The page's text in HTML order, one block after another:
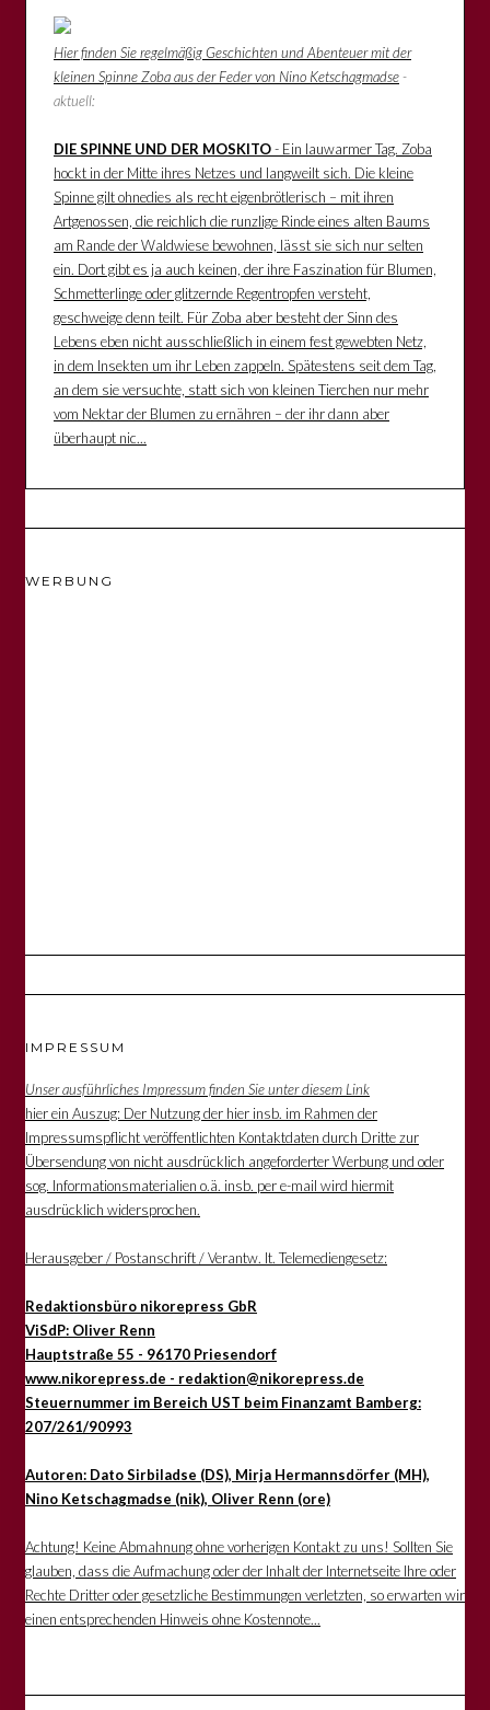
Hier finden Sie regelmäßig Geschichten und Abenteuer mit der
kleinen Spinne Zoba aus der Feder von Nino Ketschagmadse-
aktuell:
DIE SPINNE UND DER MOSKITO- Ein lauwarmer Tag. Zoba
hockt in der Mitte ihres Netzes und langweilt sich. Die kleine
Spinne gilt ohnedies als recht eigenbrötlerisch – mit ihren
Artgenossen, die reichlich die runzlige Rinde eines alten Baums
am Rande der Waldwiese bewohnen, lässt sie sich nur selten
ein. Dort gibt es ja auch keinen, der ihre Faszination für Blumen,
Schmetterlinge oder glitzernde Regentropfen versteht,
geschweige denn teilt. Für Zoba aber besteht der Sinn des
Lebens eben nicht ausschließlich in einem fest gewebten Netz,
in dem Insekten um ihr Leben zappeln. Spätestens seit dem Tag,
an dem sie versuchte, statt sich von kleinen Tierchen nur mehr
vom Nektar der Blumen zu ernähren – der ihr dann aber
überhaupt nic...
WERBUNG
IMPRESSUM
Unser ausführliches Impressum finden Sie unter diesem Link
hier ein Auszug: Der Nutzung der hier insb. im Rahmen der
Impressumspflicht veröffentlichten Kontaktdaten durch Dritte zur
Übersendung von nicht ausdrücklich angeforderter Werbung und oder
sog. Informationsmaterialien o.ä. insb. per e-mail wird hiermit
ausdrücklich widersprochen.
Herausgeber / Postanschrift / Verantw. lt. Telemediengesetz:
Redaktionsbüro nikorepress GbR
ViSdP: Oliver Renn
Hauptstraße 55 - 96170 Priesendorf
www.nikorepress.de - redaktion@nikorepress.de
Steuernummer im Bereich UST beim Finanzamt Bamberg:
207/261/90993
Autoren: Dato Sirbiladse (DS), Mirja Hermannsdörfer (MH),
Nino Ketschagmadse (nik), Oliver Renn (ore)
Achtung! Keine Abmahnung ohne vorherigen Kontakt zu uns! Sollten Sie
glauben, dass die Aufmachung oder der Inhalt der Internetseite Ihre oder
Rechte Dritter oder gesetzliche Bestimmungen verletzten, so erwarten wir
einen entsprechenden Hinweis ohne Kostennote...